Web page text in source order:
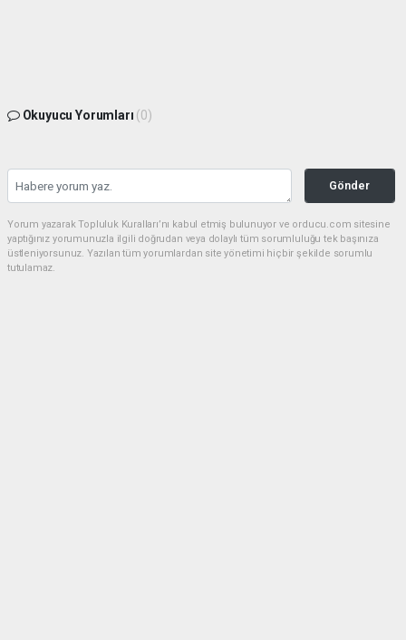
Okuyucu Yorumları (0)
Gönder
Yorum yazarak Topluluk Kuralları’nı kabul etmiş bulunuyor ve orducu.com sitesine
yaptığınız yorumunuzla ilgili doğrudan veya dolaylı tüm sorumluluğu tek başınıza
üstleniyorsunuz. Yazılan tüm yorumlardan site yönetimi hiçbir şekilde sorumlu
tutulamaz.